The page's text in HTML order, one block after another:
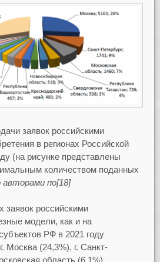
заявок российскими
в регионах Российской
(на рисунке представлены
количеством поданных
по[18]
заявок российскими
модели, как и на
РФ в 2021 году
Москва (24,3%), г. Санкт-